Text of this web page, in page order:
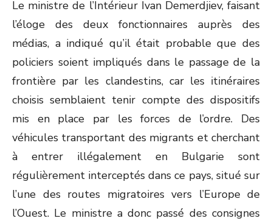
Le ministre de l’Intérieur Ivan Demerdjiev, faisant
l’éloge des deux fonctionnaires auprès des
médias, a indiqué qu’il était probable que des
policiers soient impliqués dans le passage de la
frontière par les clandestins, car les itinéraires
choisis semblaient tenir compte des dispositifs
mis en place par les forces de l’ordre. Des
véhicules transportant des migrants et cherchant
à entrer illégalement en Bulgarie sont
régulièrement interceptés dans ce pays, situé sur
l’une des routes migratoires vers l’Europe de
l’Ouest. Le ministre a donc passé des consignes